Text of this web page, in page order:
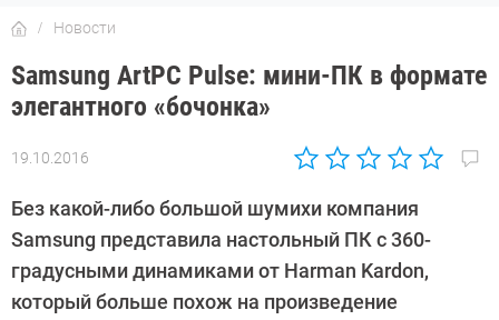
Новости
Samsung ArtPC Pulse: мини-ПК в формате
элегантного «бочонка»
19.10.2016
Автор:
Suslov
Без какой-либо большой шумихи компания
Samsung представила настольный ПК с 360-
градусными динамиками от Harman Kardon,
который больше похож на произведение